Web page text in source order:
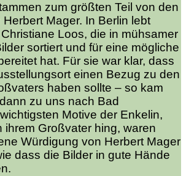
zum größten Teil von den
Mager. In Berlin lebt
Loos, die in mühsamer
sortiert und für eine mögliche
hat. Für sie war klar, dass
einen Bezug zu den
haben sollte – so kam
zu uns nach Bad
Motive der Enkelin,
ihrem Großvater hing, waren
Würdigung von Herbert Mager
dass die Bilder in gute Hände